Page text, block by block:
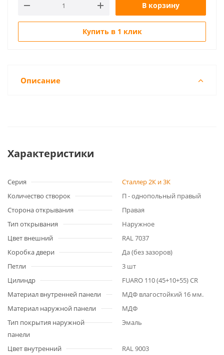
В корзину
Купить в 1 клик
Описание
Характеристики
Серия
Сталлер 2К и 3К
Количество створок
П - однопольный правый
Сторона открывания
Правая
Тип открывания
Наружное
Цвет внешний
RAL 7037
Коробка двери
Да (без зазоров)
Петли
3 шт
Цилиндр
FUARO 110 (45+10+55) CR
Материал внутренней панели
МДФ влагостойкий 16 мм.
Материал наружной панели
МДФ
Тип покрытия наружной
панели
Эмаль
Цвет внутренний
RAL 9003